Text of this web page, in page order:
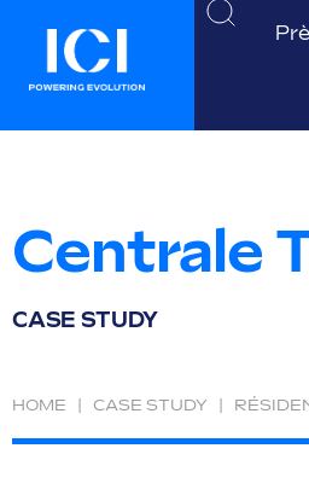
Centrale
CASE STUDY
HOME CASE STUDY